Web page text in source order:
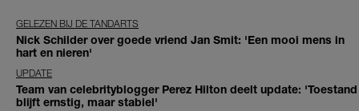
GELEZEN BIJ DE TANDARTS
Nick Schilder over goede vriend Jan Smit: 'Een mooi mens in
hart en nieren'
UPDATE
Team van celebrityblogger Perez Hilton deelt update: 'Toestand
blijft ernstig, maar stabiel'